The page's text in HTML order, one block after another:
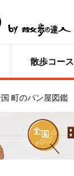
散歩コース
町のパン屋図鑑